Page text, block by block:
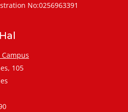
No:0256963391
105